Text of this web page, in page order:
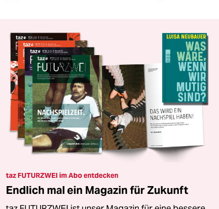
taz FUTURZWEI im Abo entdecken
Endlich mal ein Magazin für Zukunft